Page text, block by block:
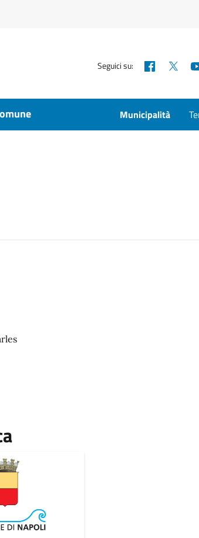
Seguici su: Facebook
Municipalità